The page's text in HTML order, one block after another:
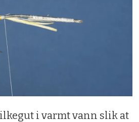
i varmt vann slik at